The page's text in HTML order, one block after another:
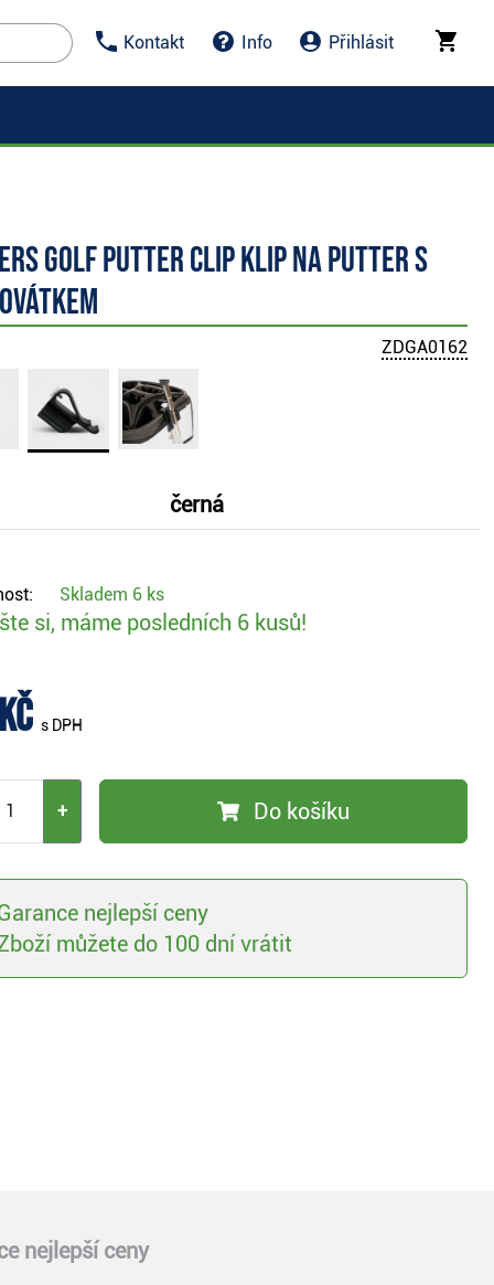
Kontakt Info Přihlásit
Golf Putter Clip klip na putter s
ZDGA0162
černá
Skladem 6 ks
si, máme posledních 6 kusů!
s DPH
+ Do košíku
nejlepší ceny
můžete do 100 dní vrátit
nejlepší ceny